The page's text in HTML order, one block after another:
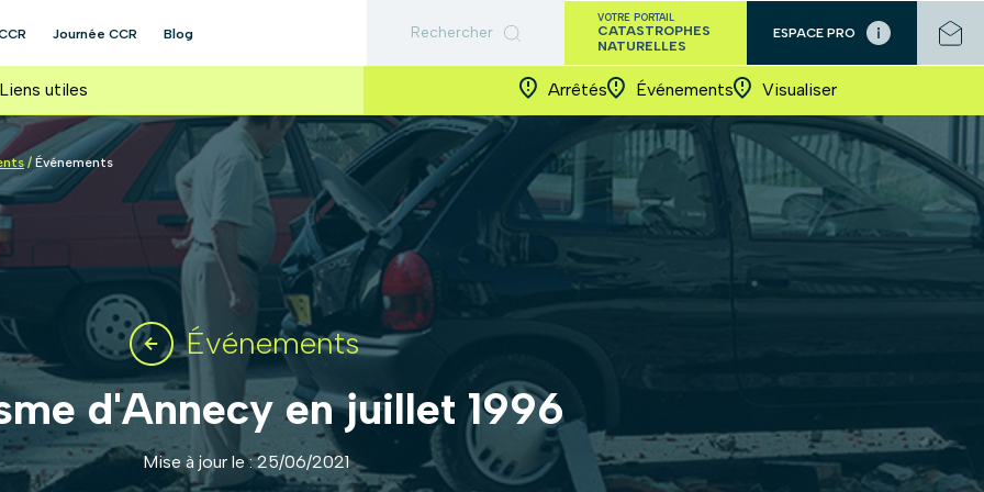
Journée CCR Blog
VOTRE PORTAIL
CATASTROPHES
NATURELLES
ESPACE PRO
Liens utiles Arrêtés Événements Visualiser
/ Événements
Événements
d'Annecy en juillet 1996
Mise à jour le : 25/06/2021